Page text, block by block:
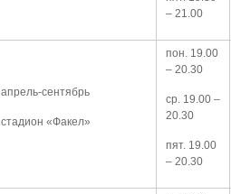
– 21.00
апрель-сентябрь
стадион «Факел»
пон. 19.00
– 20.30
ср. 19.00 –
20.30
пят. 19.00
– 20.30